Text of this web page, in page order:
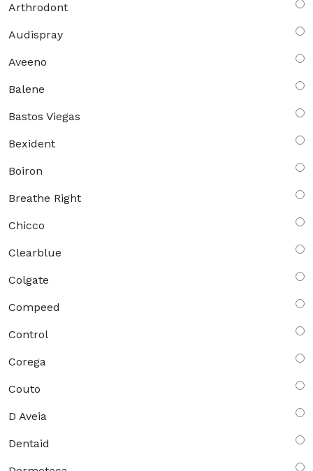
Arthrodont
Audispray
Aveeno
Balene
Bastos Viegas
Bexident
Boiron
Breathe Right
Chicco
Clearblue
Colgate
Compeed
Control
Corega
Couto
D Aveia
Dentaid